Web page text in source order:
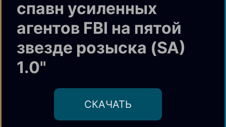
спавн усиленных
агентов FBI на пятой
звезде розыска (SA)
1.0"
CКАЧАТЬ